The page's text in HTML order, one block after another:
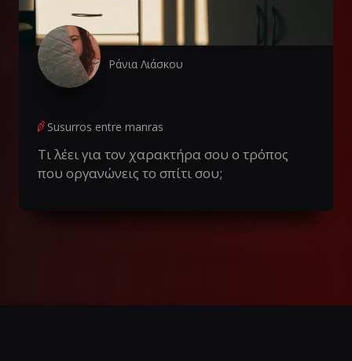
Ράνια Λιάσκου
Susurros entre manras
Τι λέει για τον χαρακτήρα σου ο τρόπος
που οργανώνεις το σπίτι σου;